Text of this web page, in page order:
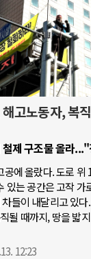
고노동자, 복
제 구조물 올라
에 올랐다. 도로 위
있는 공간은 고작
들이 내달리고 있
될 때까지, 땅을 밟
12:23